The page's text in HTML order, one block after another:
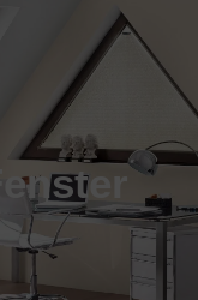
Fenster